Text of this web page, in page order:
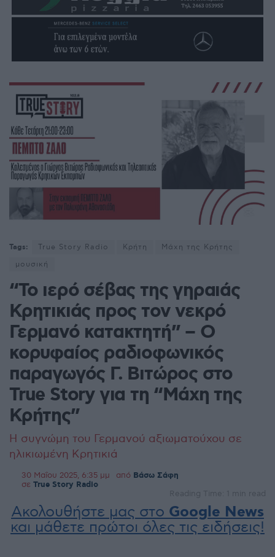
Tags: True Story Radio Κρήτη
Μάχη της Κρήτης
μουσική
“Το ιερό σέβας της γηραιάς
Κρητικιάς προς τον νεκρό
Γερμανό κατακτητή” – Ο
κορυφαίος ραδιοφωνικός
παραγωγός Γ. Βιτώρος στο
True Story για τη “Μάχη της
Κρήτης”
Η συγνώμη του Γερμανού αξιωματούχου σε
ηλικιωμένη Κρητικιά
30 Μαΐου 2025, 6:35 μμ από Βάσω Σάφη
σε True Story Radio
Reading Time: 1 min read
Ακολουθήστε μας στο Google News
και μάθετε πρώτοι όλες τις ειδήσεις!